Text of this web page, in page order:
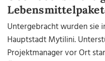
Untergebracht wurden sie
Hauptstadt Mytilini.
Projektmanager vor Ort